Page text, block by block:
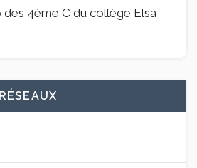
des 4ème C du collège Elsa